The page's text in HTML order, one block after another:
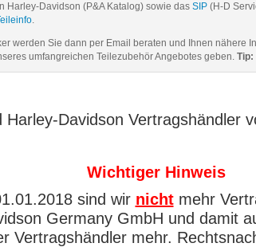
Harley-Davidson (P&A Katalog) sowie das SIP(H-D
.
werden Sie dann per Email beraten und Ihnen nähere
umfangreichen Teilezubehör Angebotes geben. Tip:
Harley-Davidson Vertragshändler
Wichtiger Hinweis
sind wir nichtmehr
Germany GmbH und damit
Vertragshändler mehr.